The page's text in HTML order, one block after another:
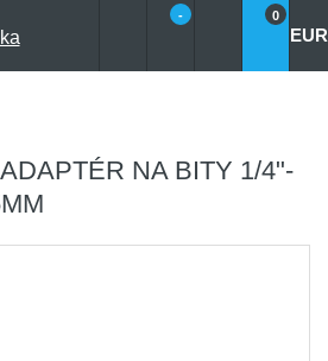
- 0
EUR
NA BITY 1/4"-